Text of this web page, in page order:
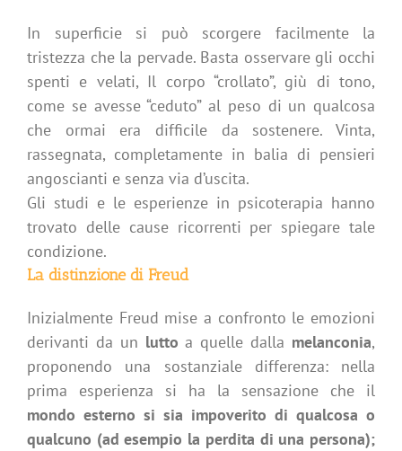
In superficie si può scorgere facilmente la
tristezza che la pervade. Basta osservare gli occhi
spenti e velati, Il corpo “crollato”, giù di tono,
come se avesse “ceduto” al peso di un qualcosa
che ormai era difficile da sostenere. Vinta,
rassegnata, completamente in balia di pensieri
angoscianti e senza via d’uscita.
Gli studi e le esperienze in psicoterapia hanno
trovato delle cause ricorrenti per spiegare tale
condizione.
La distinzione di Freud
Inizialmente Freud mise a confronto le emozioni
derivanti da un lutto a quelle dalla melanconia,
proponendo una sostanziale differenza: nella
prima esperienza si ha la sensazione che il
mondo esterno si sia impoverito di qualcosa o
qualcuno (ad esempio la perdita di una persona);